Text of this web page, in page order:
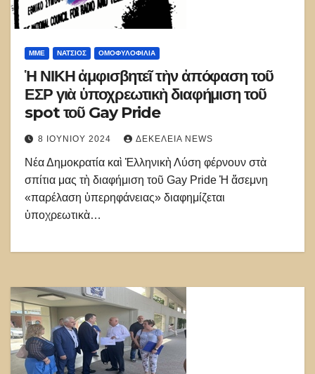
ΜΜΕ ΝΑΤΣΙΌΣ ΟΜΟΦΥΛΟΦΙΛΊΑ
Ἡ ΝΙΚΗ ἀμφισβητεῖ τὴν ἀπόφαση τοῦ
ΕΣΡ γιὰ ὑποχρεωτικὴ διαφήμιση τοῦ
spot τοῦ Gay Pride
8 ΙΟΥΝΊΟΥ 2024 ΔΕΚΈΛΕΙΑ NEWS
Νέα Δημοκρατία καὶ Ἑλληνικὴ Λύση φέρνουν στὰ
σπίτια μας τὴ διαφήμιση τοῦ Gay Pride Ἡ ἄσεμνη
«παρέλαση ὑπερηφάνειας» διαφημίζεται
ὑποχρεωτικὰ…